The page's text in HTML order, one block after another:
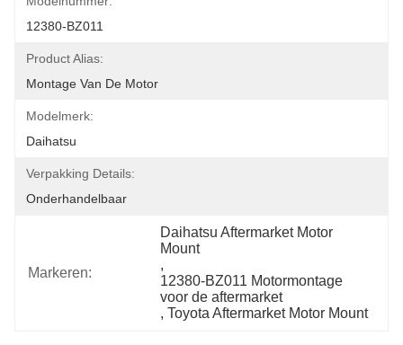
12380-BZ011
Product Alias:
Montage Van De Motor
Modelmerk:
Daihatsu
Verpakking Details:
Onderhandelbaar
Markeren:
Daihatsu Aftermarket Motor
Mount
,
12380-BZ011 Motormontage
voor de aftermarket
, Toyota Aftermarket Motor Mount